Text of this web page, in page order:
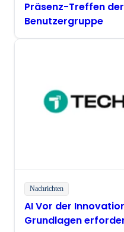
Präsenz-Treffen
Benutzergruppe
Nachrichten
AI Vor der
Grundlagen